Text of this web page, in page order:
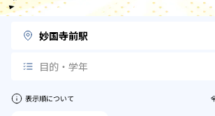
妙国寺前駅
目的・学年
表示順について